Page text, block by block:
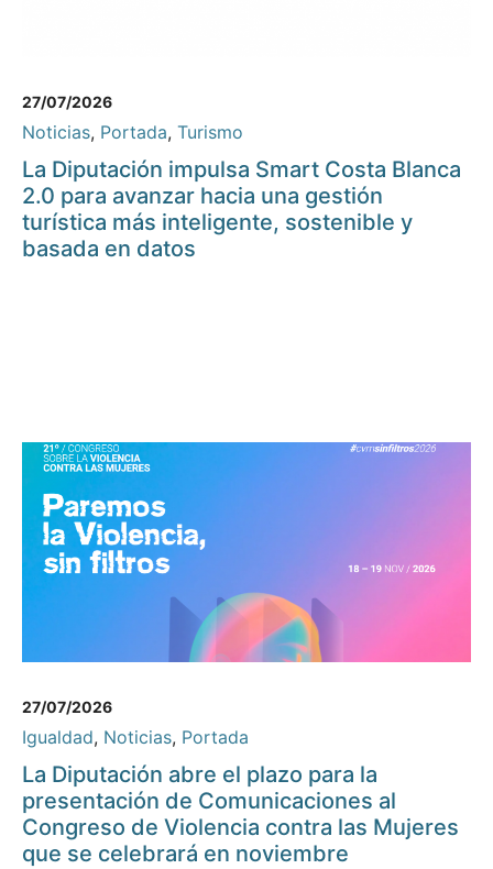
27/07/2026
Noticias, Portada, Turismo
La Diputación impulsa Smart Costa Blanca
2.0 para avanzar hacia una gestión
turística más inteligente, sostenible y
basada en datos
27/07/2026
Igualdad, Noticias, Portada
La Diputación abre el plazo para la
presentación de Comunicaciones al
Congreso de Violencia contra las Mujeres
que se celebrará en noviembre